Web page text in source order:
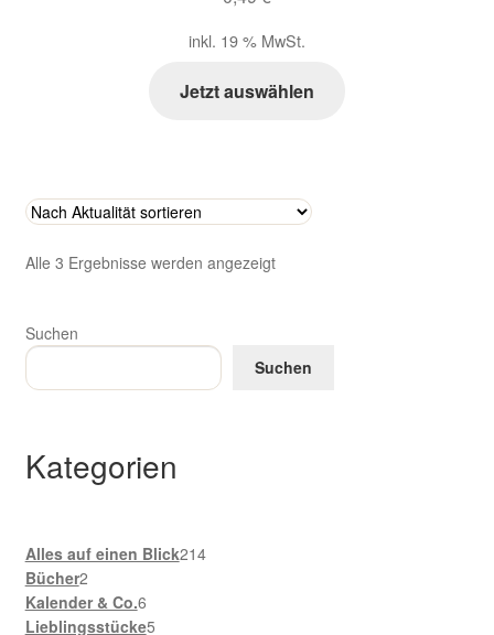
inkl. 19 % MwSt.
Jetzt auswählen
Alle 3 Ergebnisse werden angezeigtNach
Suchen
Suchen
Kategorien
Alles auf einen Blick214214
Bücher22
Produkte
Kalender & Co.66
Produkte
Lieblingsstücke55